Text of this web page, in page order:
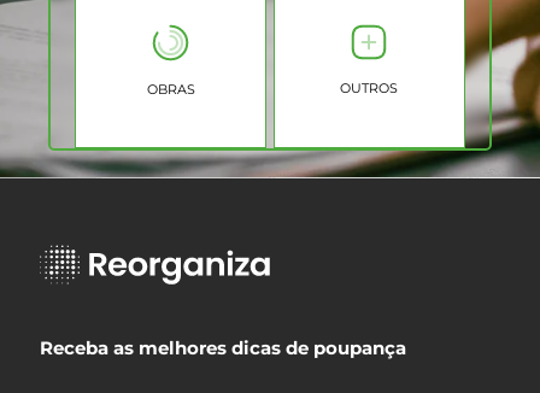
OBRAS OUTROS
Receba as melhores dicas de poupança